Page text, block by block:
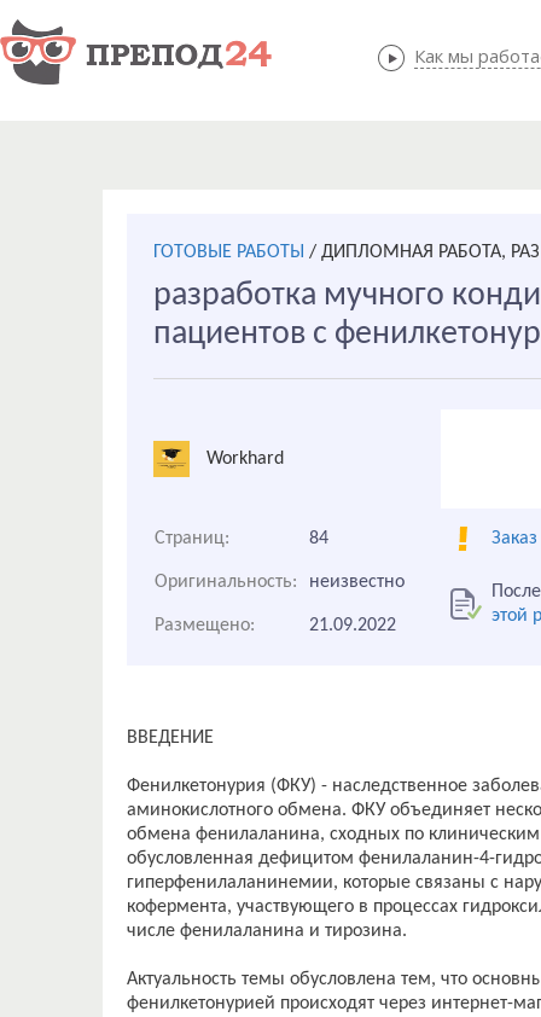
Как мы
Как мы
ГОТОВЫЕ РАБОТЫ / ДИПЛОМНАЯ РАБОТА,
разработка мучного
пациентов с
Workhard
Страниц: 84
Оригинальность: неизвестно
этой
Размещено: 21.09.2022
ВВЕДЕНИЕ
Фенилкетонурия (ФКУ) - наследственное
аминокислотного обмена. ФКУ объединяет
обмена фенилаланина, сходных по
обусловленная дефицитом фенилаланин-4-
гиперфенилаланинемии, которые связаны с
кофермента, участвующего в процессах
числе фенилаланина и тирозина.
Актуальность темы обусловлена тем, что
фенилкетонурией происходят через интернет-